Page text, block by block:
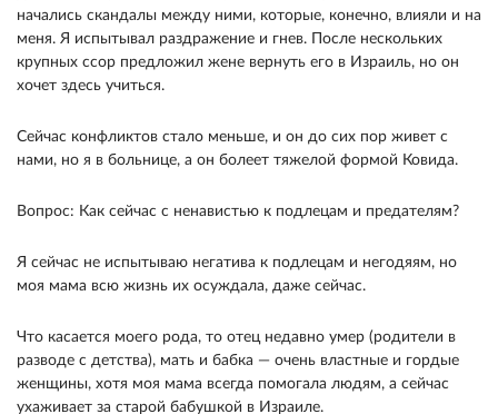
начались скандалы между ними, которые, конечно, влияли и на
мeня. Я испытывал раздражение и гнев. После нескольких
крупных ссор предложил жене вернуть его в Израиль, но он
хочет здесь учиться.
Сейчас конфликтов стало меньше, и он до сих пор живет с
нами, но я в больнице, а он болеет тяжелой формой Ковида.
Вопрос: Как сейчас с ненавистью к подлецам и предателям?
Я сейчас не испытываю негатива к подлецам и негодяям, но
моя мама всю жизнь их осуждала, даже сейчас.
Что касается моего рода, то отец недавно умер (родители в
разводе с детства), мать и бабка — очень властные и гордые
женщины, хотя моя мама всегда помогала людям, а сейчас
ухаживает за старой бабушкой в Израиле.